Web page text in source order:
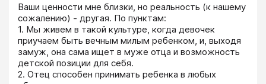
Ваши ценности мне близки, но реальность (к нашему
сожалению) - другая. По пунктам:
1. Мы живем в такой культуре, когда девочек
приучаем быть вечным милым ребенком, и, выходя
замуж, она сама ищет в муже отца и возможность
детской позиции для себя.
2. Отец способен принимать ребенка в любых